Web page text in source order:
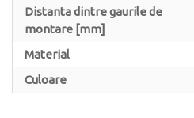
Distanta dintre gaurile de
montare [mm]
Material
Culoare